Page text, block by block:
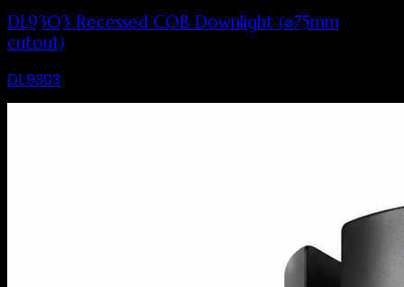
DL9303 Recessed COB Downlight (⌀75mm
cutout)
DL9303